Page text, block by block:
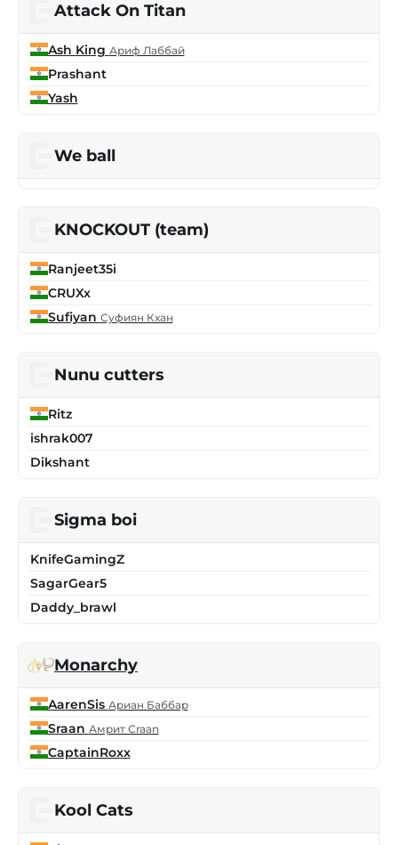
Attack On Titan
Ash King Ариф Лаббай
Prashant
Yash
We ball
KNOCKOUT (team)
Ranjeet35i
CRUXx
Sufiyan Суфиян Кхан
Nunu cutters
Ritz
ishrak007
Dikshant
Sigma boi
KnifeGamingZ
SagarGear5
Daddy_brawl
Monarchy
AarenSis Ариан Баббар
Sraan Амрит Сraan
CaptainRoxx
Kool Cats